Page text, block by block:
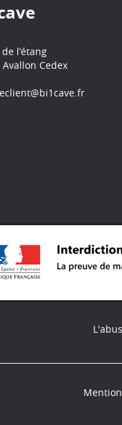
l’étang
Avallon Cedex